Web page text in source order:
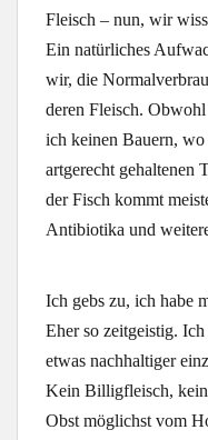
Fleisch – nun, wir
Ein natürliches
wir, die
deren Fleisch.
ich keinen Bauern,
artgerecht gehaltenen
der Fisch kommt
Antibiotika und
Ich gebs zu, ich habe
Eher so zeitgeistig.
etwas nachhaltiger
Kein Billigfleisch,
Obst möglichst vom